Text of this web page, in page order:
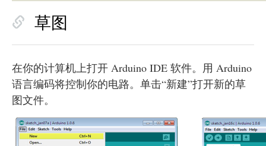
草图
在你的计算机上打开 Arduino IDE 软件。用 Arduino
语言编码将控制你的电路。单击“新建”打开新的草
图文件。